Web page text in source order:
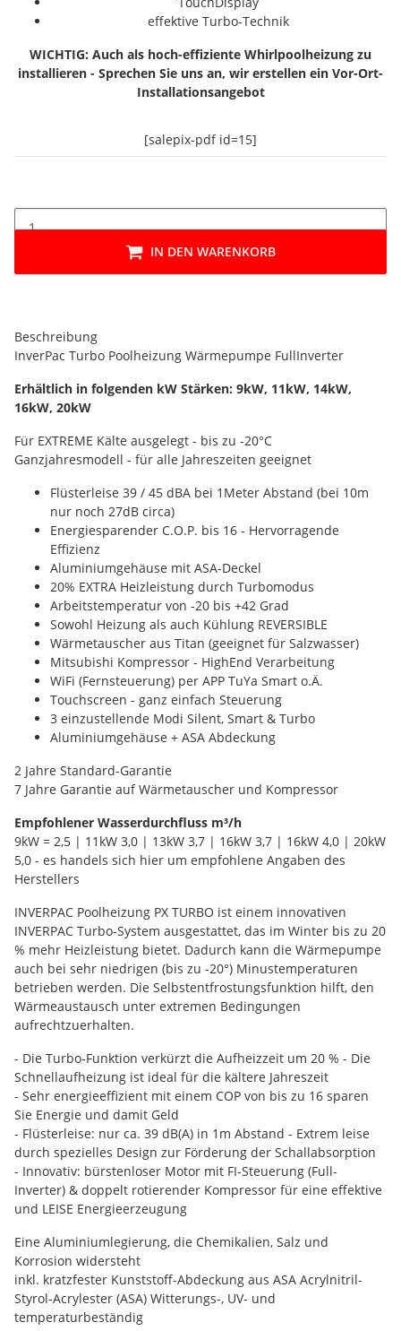
effektive Turbo-Technik
WICHTIG: Auch als hoch-effiziente Whirlpoolheizung zu
installieren - Sprechen Sie uns an, wir erstellen ein Vor-Ort-
Installationsangebot
[salepix-pdf id=15]
IN DEN WARENKORB
Beschreibung
InverPac Turbo Poolheizung Wärmepumpe FullInverter
Erhältlich in folgenden kW Stärken: 9kW, 11kW, 14kW,
16kW, 20kW
Für EXTREME Kälte ausgelegt - bis zu -20°C
Ganzjahresmodell - für alle Jahreszeiten geeignet
Flüsterleise 39 / 45 dBA bei 1Meter Abstand (bei 10m
nur noch 27dB circa)
Energiesparender C.O.P. bis 16 - Hervorragende
Effizienz
Aluminiumgehäuse mit ASA-Deckel
20% EXTRA Heizleistung durch Turbomodus
Arbeitstemperatur von -20 bis +42 Grad
Sowohl Heizung als auch Kühlung REVERSIBLE
Wärmetauscher aus Titan (geeignet für Salzwasser)
Mitsubishi Kompressor - HighEnd Verarbeitung
WiFi (Fernsteuerung) per APP TuYa Smart o.Ä.
Touchscreen - ganz einfach Steuerung
3 einzustellende Modi Silent, Smart & Turbo
Aluminiumgehäuse + ASA Abdeckung
2 Jahre Standard-Garantie
7 Jahre Garantie auf Wärmetauscher und Kompressor
Empfohlener Wasserdurchfluss m³/h
9kW = 2,5 | 11kW 3,0 | 13kW 3,7 | 16kW 3,7 | 16kW 4,0 | 20kW
5,0 - es handels sich hier um empfohlene Angaben des
Herstellers
INVERPAC Poolheizung PX TURBO ist einem innovativen
INVERPAC Turbo-System ausgestattet, das im Winter bis zu 20
% mehr Heizleistung bietet. Dadurch kann die Wärmepumpe
auch bei sehr niedrigen (bis zu -20°) Minustemperaturen
betrieben werden. Die Selbstentfrostungsfunktion hilft, den
Wärmeaustausch unter extremen Bedingungen
aufrechtzuerhalten.
- Die Turbo-Funktion verkürzt die Aufheizzeit um 20 % - Die
Schnellaufheizung ist ideal für die kältere Jahreszeit
- Sehr energieeffizient mit einem COP von bis zu 16 sparen
Sie Energie und damit Geld
- Flüsterleise: nur ca. 39 dB(A) in 1m Abstand - Extrem leise
durch spezielles Design zur Förderung der Schallabsorption
- Innovativ: bürstenloser Motor mit FI-Steuerung (Full-
Inverter) & doppelt rotierender Kompressor für eine effektive
und LEISE Energieerzeugung
Eine Aluminiumlegierung, die Chemikalien, Salz und
Korrosion widersteht
inkl. kratzfester Kunststoff-Abdeckung aus ASA Acrylnitril-
Styrol-Acrylester (ASA) Witterungs-, UV- und
temperaturbeständig